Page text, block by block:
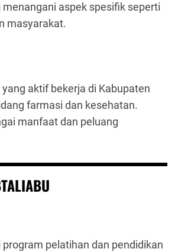
menangani aspek spesifik seperti
masyarakat.
aktif bekerja di Kabupaten
farmasi dan kesehatan.
manfaat dan peluang
pelatihan dan pendidikan